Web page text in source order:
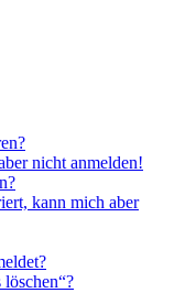
nicht anmelden!
kann mich aber